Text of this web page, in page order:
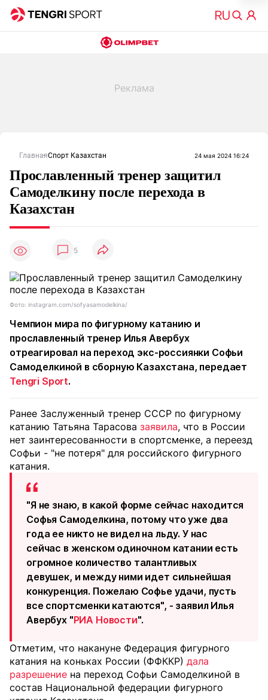
ГлавнаяСпорт Казахстан 24 мая 2024 16:24
Прославленный тренер защитил
Самоделкину после перехода в
Казахстан
5
Фото: instagram.com/sofyasamodelkina/
Чемпион мира по фигурному катанию и
прославленный тренер Илья Авербух
отреагировал на переход экс-россиянки Софьи
Самоделкиной в сборную Казахстана, передает
Tengri Sport.
Ранее Заслуженный тренер СССР по фигурному
катанию Татьяна Тарасова заявила, что в России
нет заинтересованности в спортсменке, а переезд
Софьи - "не потеря" для российского фигурного
катания.
"Я не знаю, в какой форме сейчас находится
Софья Самоделкина, потому что уже два
года ее никто не видел на льду. У нас
сейчас в женском одиночном катании есть
огромное количество талантливых
девушек, и между ними идет сильнейшая
конкуренция. Пожелаю Софье удачи, пусть
все спортсменки катаются", - заявил Илья
Авербух "РИА Новости".
Отметим, что накануне Федерация фигурного
катания на коньках России (ФФККР) дала
разрешение на переход Софьи Самоделкиной в
состав Национальной федерации фигурного